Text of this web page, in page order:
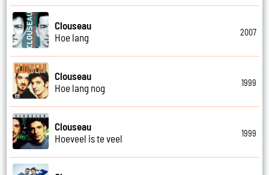
Clouseau
Hoe lang
2007
Clouseau
Hoe lang nog
1999
Clouseau
Hoeveel is te veel
1999